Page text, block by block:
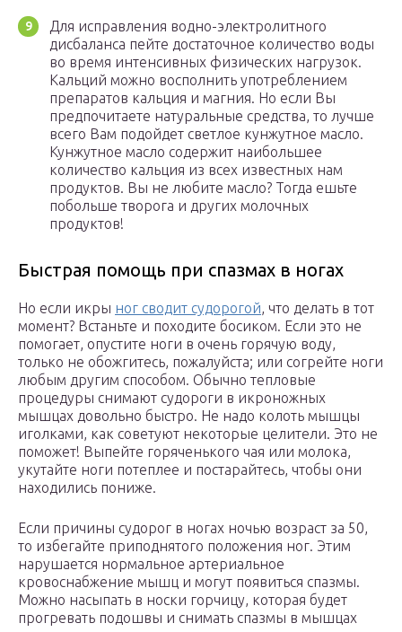
Для исправления водно-электролитного
дисбаланса пейте достаточное количество воды
во время интенсивных физических нагрузок.
Кальций можно восполнить употреблением
препаратов кальция и магния. Но если Вы
предпочитаете натуральные средства, то лучше
всего Вам подойдет светлое кунжутное масло.
Кунжутное масло содержит наибольшее
количество кальция из всех известных нам
продуктов. Вы не любите масло? Тогда ешьте
побольше творога и других молочных
продуктов!
Быстрая помощь при спазмах в ногах
Но если икры ног сводит судорогой, что делать в тот
момент? Встаньте и походите босиком. Если это не
помогает, опустите ноги в очень горячую воду,
только не обожгитесь, пожалуйста; или согрейте ноги
любым другим способом. Обычно тепловые
процедуры снимают судороги в икроножных
мышцах довольно быстро. Не надо колоть мышцы
иголками, как советуют некоторые целители. Это не
поможет! Выпейте горяченького чая или молока,
укутайте ноги потеплее и постарайтесь, чтобы они
находились пониже.
Если причины судорог в ногах ночью возраст за 50,
то избегайте приподнятого положения ног. Этим
нарушается нормальное артериальное
кровоснабжение мышц и могут появиться спазмы.
Можно насыпать в носки горчицу, которая будет
прогревать подошвы и снимать спазмы в мышцах